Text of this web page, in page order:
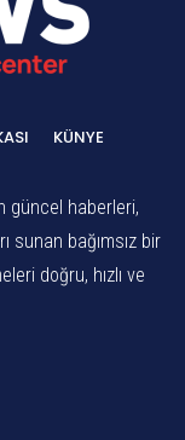
KÜNYE
güncel haberleri,
sunan bağımsız bir
doğru, hızlı ve